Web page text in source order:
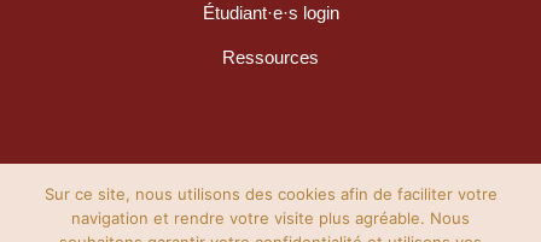
Étudiant·e·s login
Ressources
Sur ce site, nous utilisons des cookies afin de faciliter votre
navigation et rendre votre visite plus agréable. Nous